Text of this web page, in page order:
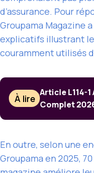
d’assurance. Pour
Groupama Magazine
explicatifs illustrant
couramment utilisés
À lire
Article L114-
Complet
En outre, selon une
Groupama en 2025,